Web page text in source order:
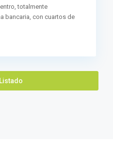
totalmente
bancaria, con cuartos de